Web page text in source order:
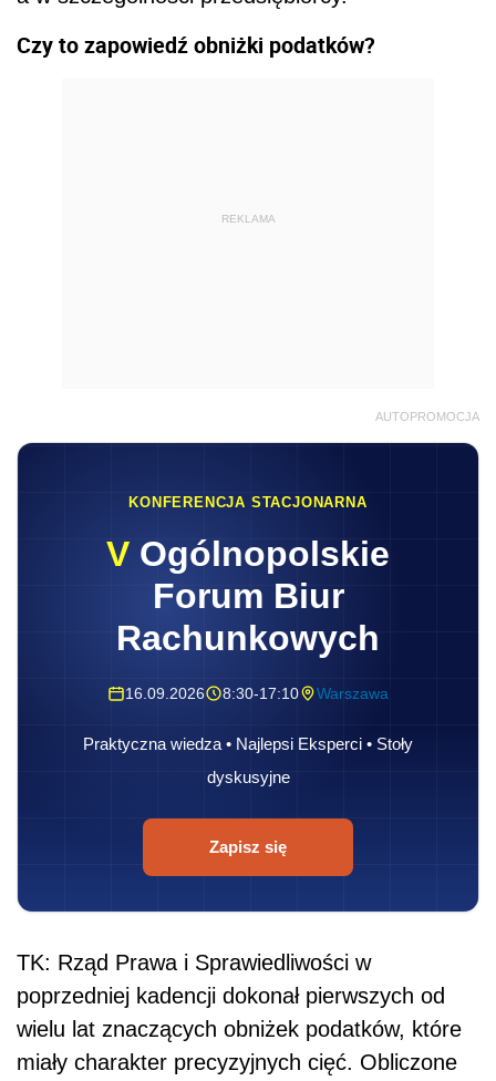
Czy to zapowiedź obniżki podatków?
REKLAMA
AUTOPROMOCJA
KONFERENCJA STACJONARNA
V Ogólnopolskie
Forum Biur
Rachunkowych
16.09.2026 8:30-17:10 Warszawa
Praktyczna wiedza • Najlepsi Eksperci • Stoły
dyskusyjne
Zapisz się
TK: Rząd Prawa i Sprawiedliwości w
poprzedniej kadencji dokonał pierwszych od
wielu lat znaczących obniżek podatków, które
miały charakter precyzyjnych cięć. Obliczone